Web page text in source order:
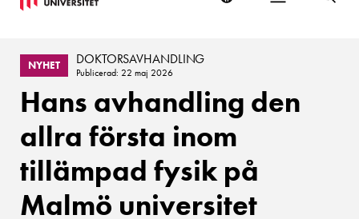
NYHET DOKTORSAVHANDLING
Publicerad: 22 maj 2026
Hans avhandling den
allra första inom
tillämpad fysik på
Malmö universitet